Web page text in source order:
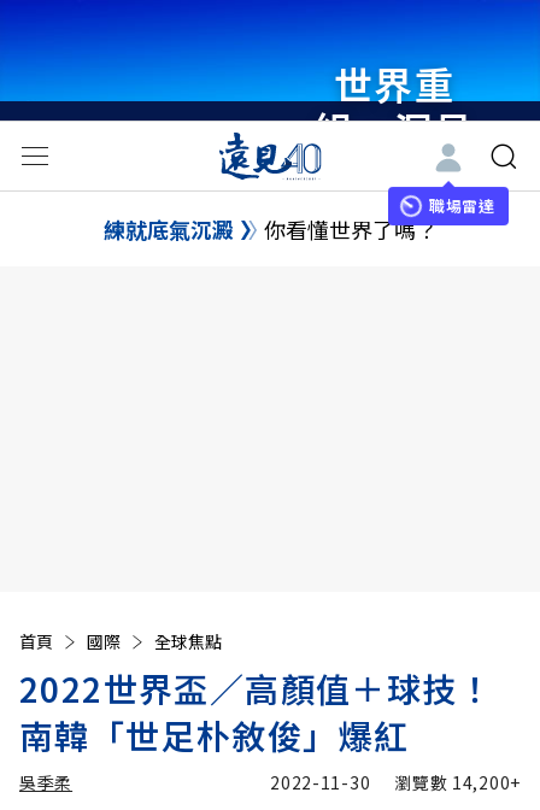
世界重
組・洞見
未來 與
世界領袖
職場雷達
練就底氣沉澱 你看懂世界了嗎？
首頁 國際 全球焦點
2022世界盃／高顏值＋球技！
南韓「世足朴敘俊」爆紅
吳季柔 2022-11-30 瀏覽數 14,200+